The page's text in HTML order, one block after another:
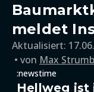
meldet
Aktualisiert:
von Max
:newstime
Hellweg ist